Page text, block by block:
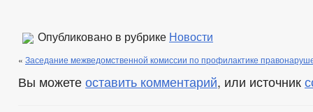
Опубликовано в рубрике Новости
« Заседание межведомственной комиссии по профилактике
Вы можете оставить комментарий, или источник